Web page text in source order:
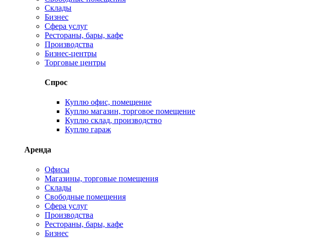
Склады
Бизнес
Сфера услуг
Рестораны, бары, кафе
Производства
Бизнес-центры
Торговые центры
Спрос
Куплю офис, помещение
Куплю магазин, торговое помещение
Куплю склад, производство
Куплю гараж
Аренда
Офисы
Магазины, торговые помещения
Склады
Свободные помещения
Сфера услуг
Производства
Рестораны, бары, кафе
Бизнес